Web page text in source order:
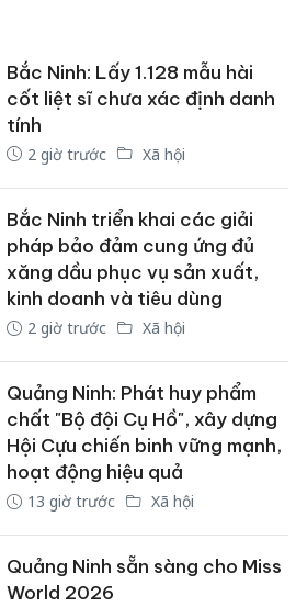
Bắc Ninh: Lấy 1.128 mẫu hài
cốt liệt sĩ chưa xác định danh
tính
2 giờ trước Xã hội
Bắc Ninh triển khai các giải
pháp bảo đảm cung ứng đủ
xăng dầu phục vụ sản xuất,
kinh doanh và tiêu dùng
2 giờ trước Xã hội
Quảng Ninh: Phát huy phẩm
chất "Bộ đội Cụ Hồ", xây dựng
Hội Cựu chiến binh vững mạnh,
hoạt động hiệu quả
13 giờ trước Xã hội
Quảng Ninh sẵn sàng cho Miss
World 2026